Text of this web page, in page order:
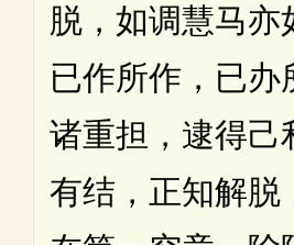
脱，如调慧马亦
已作所作，已办
诸重担，逮得己
有结，正知解脱